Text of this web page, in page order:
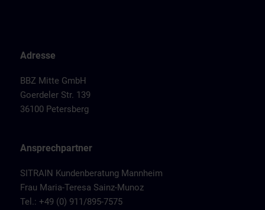
Adresse
BBZ Mitte GmbH
Goerdeler Str. 139
36100 Petersberg
Ansprechpartner
SITRAIN Kundenberatung Mannheim
Frau Maria-Teresa Sainz-Munoz
Tel.: +49 (0) 911/895-7575